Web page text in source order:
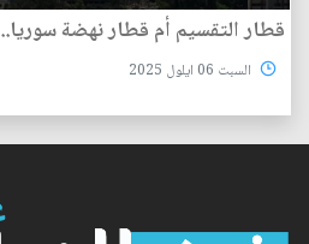
قطار التقسيم أم قطار نهضة سوريا..
السبت 06 ايلول 2025